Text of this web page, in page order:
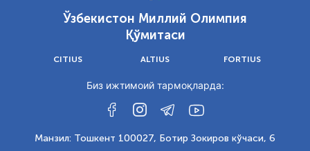
Ўзбекистон Миллий Олимпия
Қўмитаси
CITIUS ALTIUS FORTIUS
Биз ижтимоий тармоқларда:
Манзил: Тошкент 100027, Ботир Зокиров кўчаси, 6